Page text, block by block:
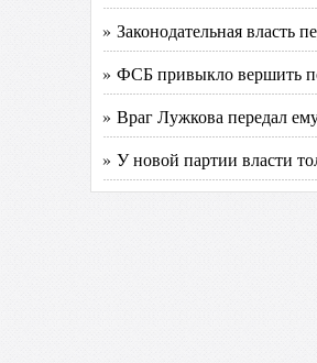
» Законодательная власть
» ФСБ привыкло вершить
» Враг Лужкова передал
» У новой партии власти